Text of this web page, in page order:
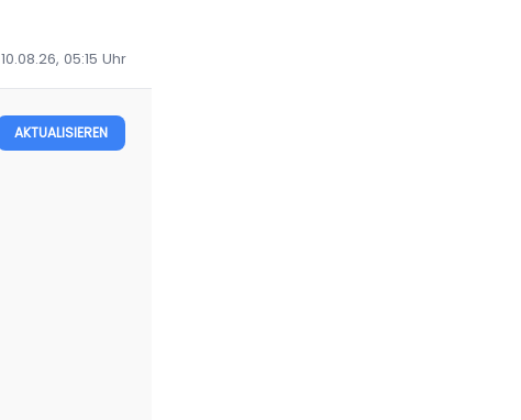
10.08.26, 05:15 Uhr
AKTUALISIEREN